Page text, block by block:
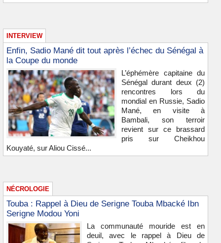
INTERVIEW
Enfin, Sadio Mané dit tout après l’échec du Sénégal à
la Coupe du monde
L’éphémère capitaine du
Sénégal durant deux (2)
rencontres lors du
mondial en Russie, Sadio
Mané, en visite à
Bambali, son terroir
revient sur ce brassard
pris sur Cheikhou
Kouyaté, sur Aliou Cissé...
NÉCROLOGIE
Touba : Rappel à Dieu de Serigne Touba Mbacké Ibn
Serigne Modou Yoni
La communauté mouride est en
deuil, avec le rappel à Dieu de